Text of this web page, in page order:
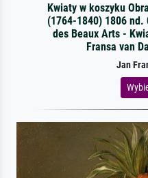
Kwiaty w koszyku
(1764-1840) 1806 nd.
des Beaux Arts -
Fransa van
Jan